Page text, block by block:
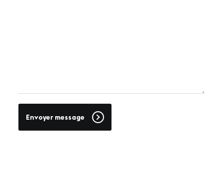
LinkedIn Youtube
Envoyer message